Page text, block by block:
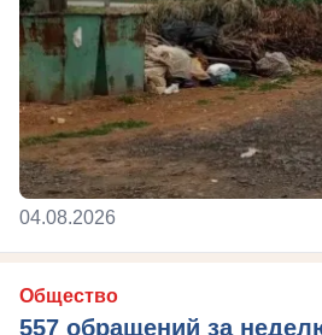
04.08.2026
Общество
557 обращений за